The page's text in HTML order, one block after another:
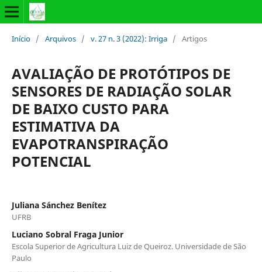
Início / Arquivos / v. 27 n. 3 (2022): Irriga / Artigos
AVALIAÇÃO DE PROTÓTIPOS DE
SENSORES DE RADIAÇÃO SOLAR
DE BAIXO CUSTO PARA
ESTIMATIVA DA
EVAPOTRANSPIRAÇÃO
POTENCIAL
Juliana Sánchez Benítez
UFRB
Luciano Sobral Fraga Junior
Escola Superior de Agricultura Luiz de Queiroz. Universidade de São
Paulo